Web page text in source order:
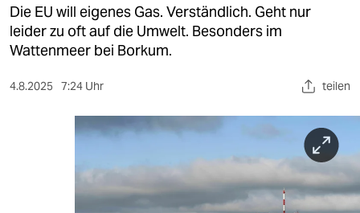
kultur
sport
berlin
Die EU will eigenes Gas. Verständlich. Geht nur
leider zu oft auf die Umwelt. Besonders im
Wattenmeer bei Borkum.
4.8.2025 7:24 Uhr teilen